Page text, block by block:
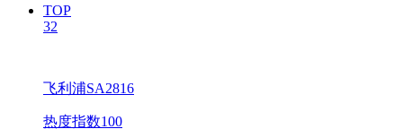
TOP
32
飞利浦SA2816
热度指数100